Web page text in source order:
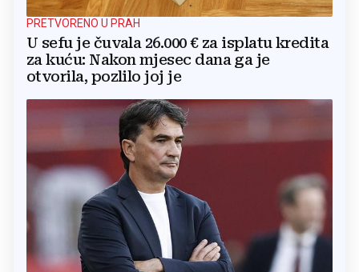
PRETVORENO U PRAH
U sefu je čuvala 26.000 € za isplatu kredita
za kuću: Nakon mjesec dana ga je
otvorila, pozlilo joj je